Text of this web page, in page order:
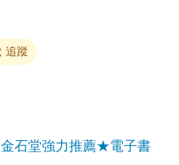
追蹤
金石堂強力推薦★電子書